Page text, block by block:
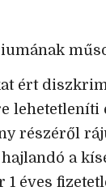
ért
lehetetleníti
részéről
a
1 éves